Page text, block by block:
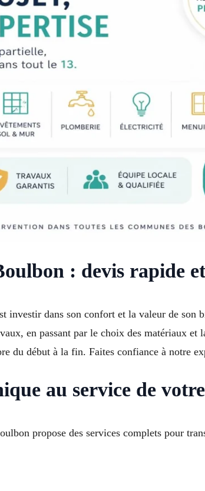
: devis rapide
investir dans son confort et la valeur de
en passant par le choix des matériaux
du début à la fin. Faites confiance à notre
au service de
propose des services complets pour